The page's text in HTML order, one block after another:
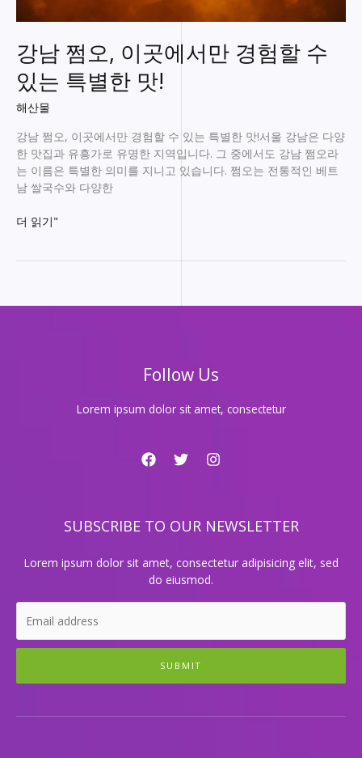
강남 쩜오, 이곳에서만 경험할 수
있는 특별한 맛!
해산물
강남 쩜오, 이곳에서만 경험할 수 있는 특별한 맛!서울 강남은 다양
한 맛집과 유흥가로 유명한 지역입니다. 그 중에서도 강남 쩜오라
는 이름은 특별한 의미를 지니고 있습니다. 쩜오는 전통적인 베트
남 쌀국수와 다양한
강
곳
더 읽기"
Follow Us
Lorem ipsum dolor sit amet, consectetur
SUBSCRIBE TO OUR NEWSLETTER
Lorem ipsum dolor sit amet, consectetur adipisicing elit, sed
do eiusmod.
SUBMIT